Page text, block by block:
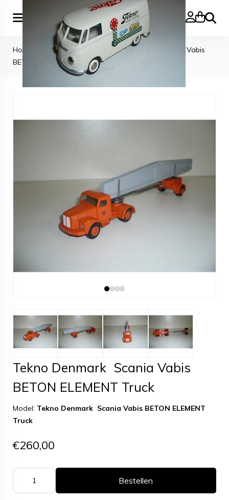
Zoeken
Home TEKNO TRUCKS
Tekno Denmark Scania Vabis
BETON ELEMENT Truck
Tekno Denmark Scania Vabis
BETON ELEMENT Truck
Model: Tekno Denmark Scania Vabis BETON ELEMENT
Truck
€260,00
Bestellen